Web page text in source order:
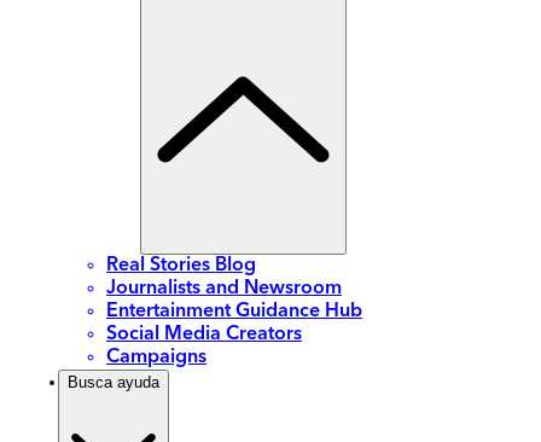
Real Stories Blog
Journalists and Newsroom
Entertainment Guidance Hub
Social Media Creators
Campaigns
Busca ayuda